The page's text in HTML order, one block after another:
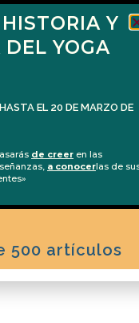
Yoga, la
500 artículos
Y
YOGA
EL 20 DE MARZO DE
de creer en las
a conocerlas de